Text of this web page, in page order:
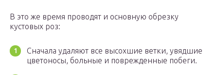
В это же время проводят и основную обрезку
кустовых роз:
Сначала удаляют все высохшие ветки, увядшие
цветоносы, больные и поврежденные побеги.